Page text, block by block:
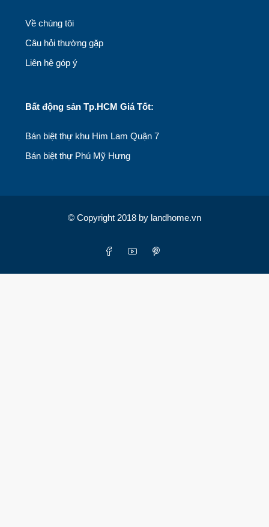
Về chúng tôi
Câu hỏi thường gặp
Liên hệ góp ý
Bất động sản Tp.HCM Giá Tốt:
Bán biệt thự khu Him Lam Quận 7
Bán biệt thự Phú Mỹ Hưng
© Copyright 2018 by landhome.vn